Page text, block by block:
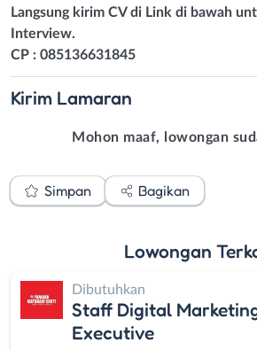
Langsung kirim CV di Link di bawah
Interview.
CP : 085136631845
Kirim Lamaran
Mohon maaf, lowongan
Simpan Bagikan
Lowongan
Dibutuhkan
Staff Digital
Executive